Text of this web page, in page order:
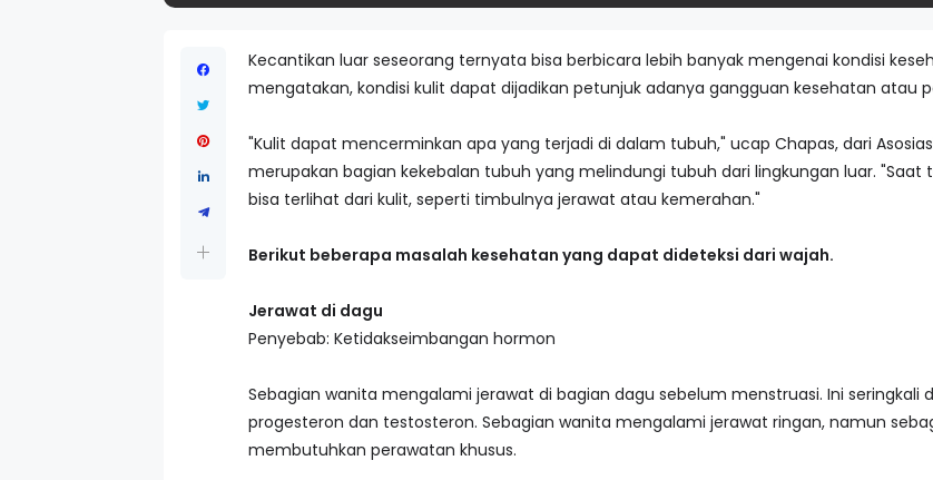
Kecantikan luar seseorang ternyata bisa berbicara lebih banyak mengenai kondisi
mengatakan, kondisi kulit dapat dijadikan petunjuk adanya gangguan kesehatan atau
"Kulit dapat mencerminkan apa yang terjadi di dalam tubuh," ucap Chapas, dari
merupakan bagian kekebalan tubuh yang melindungi tubuh dari lingkungan luar.
bisa terlihat dari kulit, seperti timbulnya jerawat atau kemerahan."
Berikut beberapa masalah kesehatan yang dapat dideteksi dari wajah.
Jerawat di dagu
Penyebab: Ketidakseimbangan hormon
Sebagian wanita mengalami jerawat di bagian dagu sebelum menstruasi. Ini seringkali
progesteron dan testosteron. Sebagian wanita mengalami jerawat ringan, namun
membutuhkan perawatan khusus.